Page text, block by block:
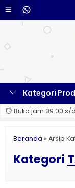
Kategori
Buka jam 09.00 s/
Beranda » Arsip
Kategori